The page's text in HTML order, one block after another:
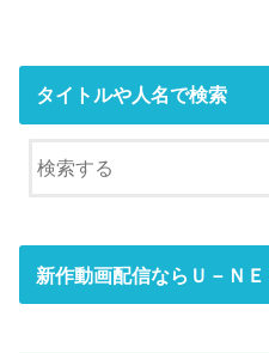
タイトルや人名で検索
新作動画配信ならＵ－ＮＥ